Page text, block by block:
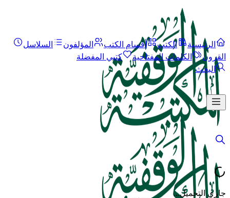
الرئيسية الكتب أقسام الكتب المؤلفون
السلاسل
القرون
الكلمات المفتاحية
كتبي المفضلة
البحث
جاري التحميل...